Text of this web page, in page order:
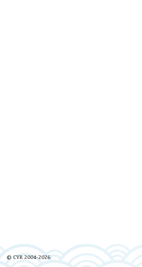
© CYR 2004-2026